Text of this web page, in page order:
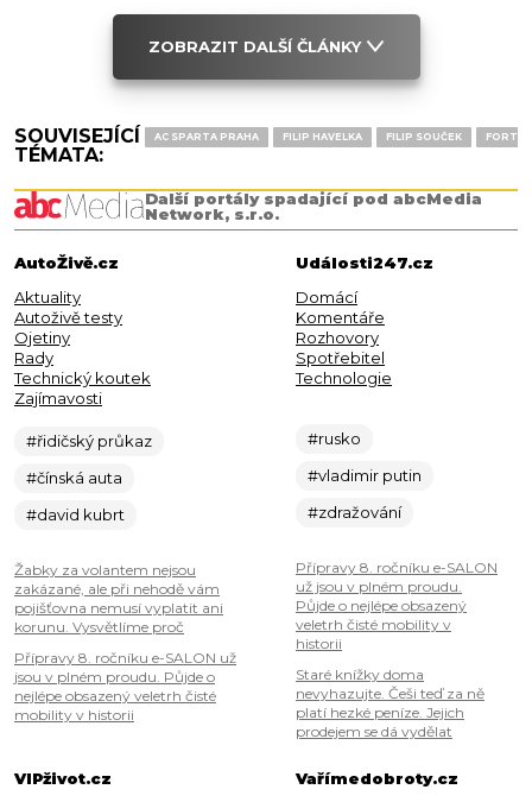
ZOBRAZIT DALŠÍ ČLÁNKY
SOUVISEJÍCÍ
TÉMATA:
AC SPARTA PRAHA FILIP HAVELKA FILIP SOUČEK
Další portály spadající pod abcMedia
Network, s.r.o.
AutoŽivě.cz
Aktuality
Autoživě testy
Ojetiny
Rady
Technický koutek
Zajímavosti
#řidičský průkaz
#čínská auta
#david kubrt
Žabky za volantem nejsou
zakázané, ale při nehodě vám
pojišťovna nemusí vyplatit ani
korunu. Vysvětlíme proč
Přípravy 8. ročníku e-SALON už
jsou v plném proudu. Půjde o
nejlépe obsazený veletrh čisté
mobility v historii
Události247.cz
Domácí
Komentáře
Rozhovory
Spotřebitel
Technologie
#rusko
#vladimir putin
#zdražování
Přípravy 8. ročníku e-SALON
už jsou v plném proudu.
Půjde o nejlépe obsazený
veletrh čisté mobility v
historii
Staré knížky doma
nevyhazujte. Češi teď za ně
platí hezké peníze. Jejich
prodejem se dá vydělat
VIPživot.cz
Vařímedobroty.cz